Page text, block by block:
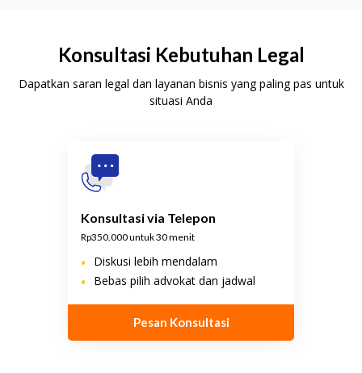
Konsultasi Kebutuhan Legal
Dapatkan saran legal dan layanan bisnis yang paling pas untuk
situasi Anda
Konsultasi via Telepon
Rp350.000 untuk 30 menit
• Diskusi lebih mendalam
• Bebas pilih advokat dan jadwal
Pesan Konsultasi